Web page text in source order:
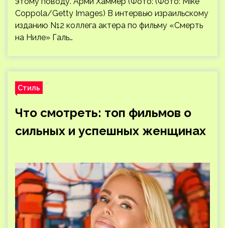
Coppola/Getty Images) В интервью израильскому
изданию N12 коллега актера по фильму «Смерть
на Ниле» Галь…
Стиль
Что смотреть: топ фильмов о
сильных и успешных женщинах